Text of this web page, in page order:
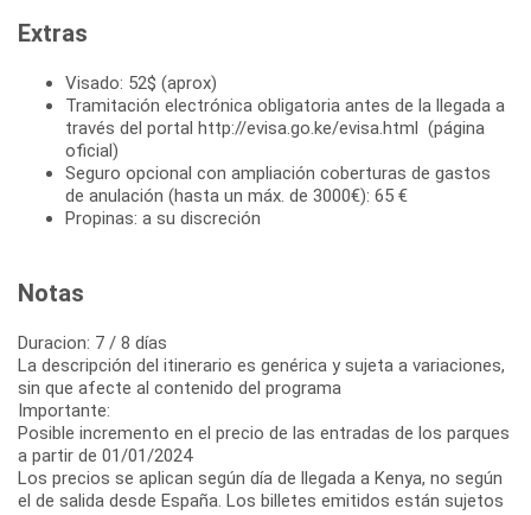
Extras
Visado: 52$ (aprox)
Tramitación electrónica obligatoria antes de la llegada a
través del portal http://evisa.go.ke/evisa.html (página
oficial)
Seguro opcional con ampliación coberturas de gastos
de anulación (hasta un máx. de 3000€): 65 €
Propinas: a su discreción
Notas
Duracion: 7 / 8 días
La descripción del itinerario es genérica y sujeta a variaciones,
sin que afecte al contenido del programa
Importante:
Posible incremento en el precio de las entradas de los parques
a partir de 01/01/2024
Los precios se aplican según día de llegada a Kenya, no según
el de salida desde España. Los billetes emitidos están sujetos